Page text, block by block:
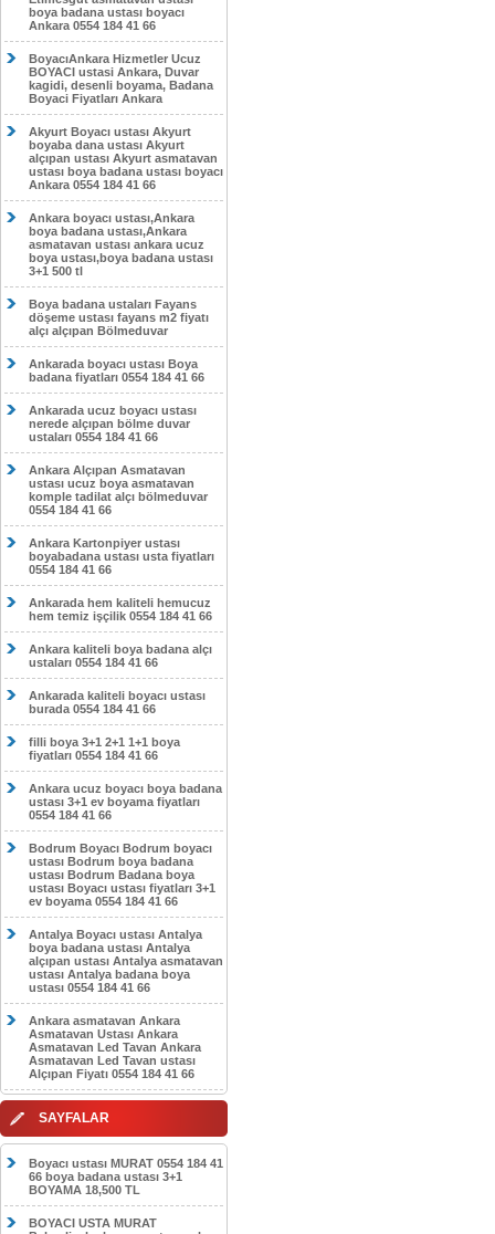
boya badana ustası boyacı
Ankara 0554 184 41 66
BoyacıAnkara Hizmetler Ucuz
BOYACI ustasi Ankara, Duvar
kagidi, desenli boyama, Badana
Boyaci Fiyatları Ankara
Akyurt Boyacı ustası Akyurt
boyaba dana ustası Akyurt
alçıpan ustası Akyurt asmatavan
ustası boya badana ustası boyacı
Ankara 0554 184 41 66
Ankara boyacı ustası,Ankara
boya badana ustası,Ankara
asmatavan ustası ankara ucuz
boya ustası,boya badana ustası
3+1 500 tl
Boya badana ustaları Fayans
döşeme ustası fayans m2 fiyatı
alçı alçıpan Bölmeduvar
Ankarada boyacı ustası Boya
badana fiyatları 0554 184 41 66
Ankarada ucuz boyacı ustası
nerede alçıpan bölme duvar
ustaları 0554 184 41 66
Ankara Alçıpan Asmatavan
ustası ucuz boya asmatavan
komple tadilat alçı bölmeduvar
0554 184 41 66
Ankara Kartonpiyer ustası
boyabadana ustası usta fiyatları
0554 184 41 66
Ankarada hem kaliteli hemucuz
hem temiz işçilik 0554 184 41 66
Ankara kaliteli boya badana alçı
ustaları 0554 184 41 66
Ankarada kaliteli boyacı ustası
burada 0554 184 41 66
filli boya 3+1 2+1 1+1 boya
fiyatları 0554 184 41 66
Ankara ucuz boyacı boya badana
ustası 3+1 ev boyama fiyatları
0554 184 41 66
Bodrum Boyacı Bodrum boyacı
ustası Bodrum boya badana
ustası Bodrum Badana boya
ustası Boyacı ustası fiyatları 3+1
ev boyama 0554 184 41 66
Antalya Boyacı ustası Antalya
boya badana ustası Antalya
alçıpan ustası Antalya asmatavan
ustası Antalya badana boya
ustası 0554 184 41 66
Ankara asmatavan Ankara
Asmatavan Ustası Ankara
Asmatavan Led Tavan Ankara
Asmatavan Led Tavan ustası
Alçıpan Fiyatı 0554 184 41 66
SAYFALAR
Boyacı ustası MURAT 0554 184 41
66 boya badana ustası 3+1
BOYAMA 18,500 TL
BOYACI USTA MURAT